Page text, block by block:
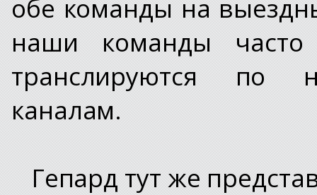
обе команды на
наши команды
транслируются по
каналам.
Гепард тут же